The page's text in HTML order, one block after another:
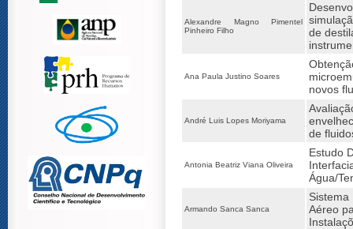
Alexandre Magno Pimentel
Pinheiro Filho
de
Ana Paula Justino Soares
novos
André Luis Lopes Moriyama
de
Antonia Beatriz Viana Oliveira
Estudo
Água/
Armando Sanca Sanca
Sistema
Aéreo